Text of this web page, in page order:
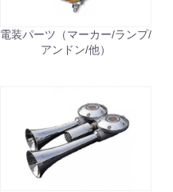
電装パーツ（マーカー/ランプ/
アンドン/他）